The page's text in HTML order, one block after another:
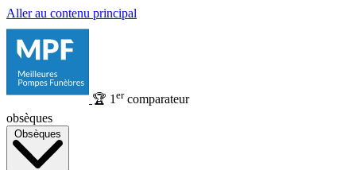
Aller au contenu principal
🏆 1 ercomparateur
obsèques
Obsèques